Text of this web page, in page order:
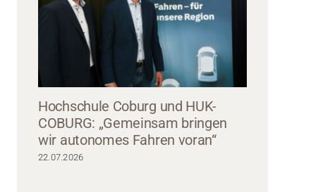
Hochschule Coburg und HUK-
COBURG: „Gemeinsam bringen
wir autonomes Fahren voran“
22.07.2026